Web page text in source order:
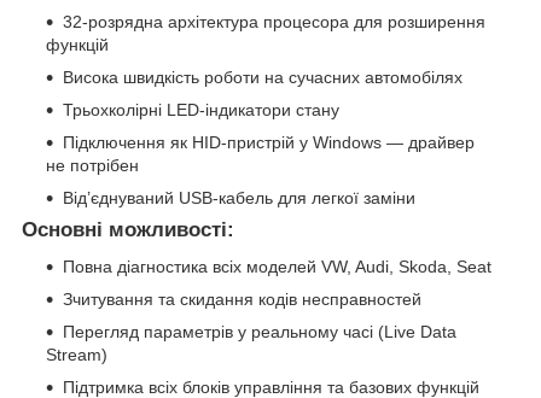
32-розрядна архітектура процесора для розширення
функцій
Висока швидкість роботи на сучасних автомобілях
Трьохколірні LED-індикатори стану
Підключення як HID-пристрій у Windows — драйвер
не потрібен
Від’єднуваний USB-кабель для легкої заміни
Основні можливості:
Повна діагностика всіх моделей VW, Audi, Skoda, Seat
Зчитування та скидання кодів несправностей
Перегляд параметрів у реальному часі (Live Data
Stream)
Підтримка всіх блоків управління та базових функцій